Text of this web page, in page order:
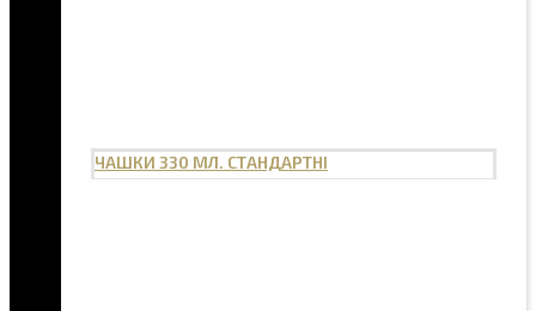
ЧАШКИ 330 МЛ. СТАНДАРТНІ